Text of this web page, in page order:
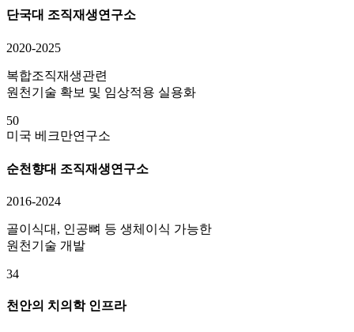
단국대 조직재생연구소
2020-2025
복합조직재생관련
원천기술 확보 및 임상적용 실용화
50
미국 베크만연구소
순천향대 조직재생연구소
2016-2024
골이식대, 인공뼈 등 생체이식 가능한
원천기술 개발
34
천안의 치의학 인프라